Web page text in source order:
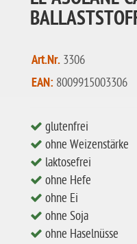
Art.Nr. 3306
EAN: 8009915003306
glutenfrei
ohne Weizenstärke
laktosefrei
ohne Hefe
ohne Ei
ohne Soja
ohne Haselnüsse